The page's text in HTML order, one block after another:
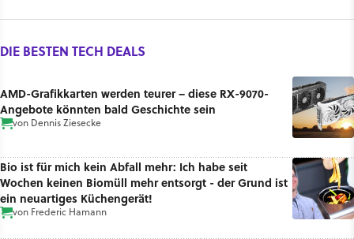
DIE BESTEN TECH DEALS
AMD-Grafikkarten werden teurer – diese RX-9070-
Angebote könnten bald Geschichte sein
von Dennis Ziesecke
Bio ist für mich kein Abfall mehr: Ich habe seit
Wochen keinen Biomüll mehr entsorgt - der Grund ist
ein neuartiges Küchengerät!
von Frederic Hamann